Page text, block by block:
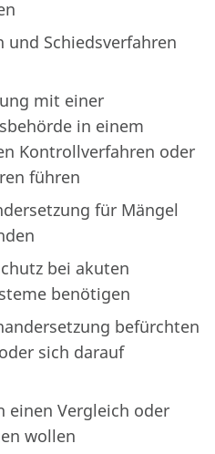
Schiedsverfahren
mit einer
in einem
Kontrollverfahren oder
führen
für Mängel
bei akuten
benötigen
befürchten
sich darauf
einen Vergleich oder
wollen